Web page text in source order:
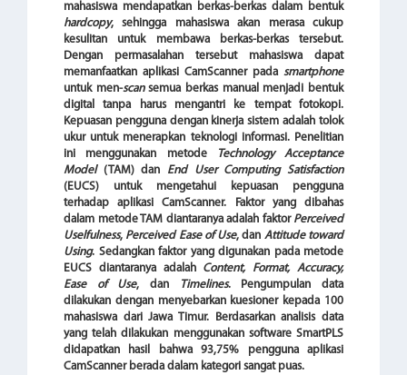
mahasiswa mendapatkan berkas-berkas dalam bentuk
hardcopy, sehingga mahasiswa akan merasa cukup
kesulitan untuk membawa berkas-berkas tersebut.
Dengan permasalahan tersebut mahasiswa dapat
memanfaatkan aplikasi CamScanner pada smartphone
untuk men-scansemua berkas manual menjadi bentuk
digital tanpa harus mengantri ke tempat fotokopi.
Kepuasan pengguna dengan kinerja sistem adalah tolok
ukur untuk menerapkan teknologi informasi. Penelitian
ini menggunakan metode
Technology Acceptance
Model(TAM) dan End User Computing Satisfaction
(EUCS) untuk mengetahui kepuasan pengguna
terhadap aplikasi CamScanner. Faktor yang dibahas
dalam metode TAM diantaranya adalah faktor Perceived
Uselfulness, Perceived Ease of Use, dan Attitude toward
Using. Sedangkan faktor yang digunakan pada metode
EUCS diantaranya adalah Content, Format, Accuracy,
Ease of Use, dan Timelines. Pengumpulan data
dilakukan dengan menyebarkan kuesioner kepada 100
mahasiswa dari Jawa Timur. Berdasarkan analisis data
yang telah dilakukan menggunakan software SmartPLS
didapatkan hasil bahwa 93,75% pengguna aplikasi
CamScanner berada dalam kategori sangat puas.